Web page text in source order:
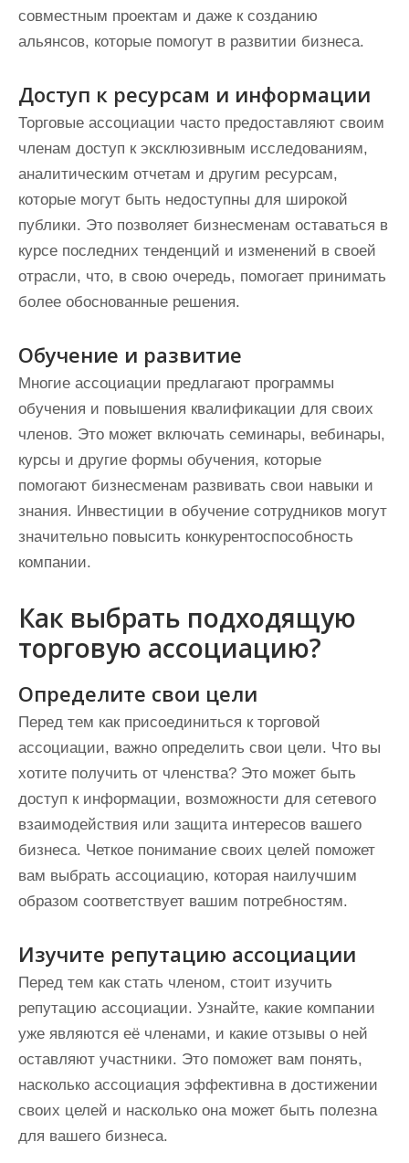
совместным проектам и даже к созданию
альянсов, которые помогут в развитии бизнеса.
Доступ к ресурсам и информации
Торговые ассоциации часто предоставляют своим
членам доступ к эксклюзивным исследованиям,
аналитическим отчетам и другим ресурсам,
которые могут быть недоступны для широкой
публики. Это позволяет бизнесменам оставаться в
курсе последних тенденций и изменений в своей
отрасли, что, в свою очередь, помогает принимать
более обоснованные решения.
Обучение и развитие
Многие ассоциации предлагают программы
обучения и повышения квалификации для своих
членов. Это может включать семинары, вебинары,
курсы и другие формы обучения, которые
помогают бизнесменам развивать свои навыки и
знания. Инвестиции в обучение сотрудников могут
значительно повысить конкурентоспособность
компании.
Как выбрать подходящую
торговую ассоциацию?
Определите свои цели
Перед тем как присоединиться к торговой
ассоциации, важно определить свои цели. Что вы
хотите получить от членства? Это может быть
доступ к информации, возможности для сетевого
взаимодействия или защита интересов вашего
бизнеса. Четкое понимание своих целей поможет
вам выбрать ассоциацию, которая наилучшим
образом соответствует вашим потребностям.
Изучите репутацию ассоциации
Перед тем как стать членом, стоит изучить
репутацию ассоциации. Узнайте, какие компании
уже являются её членами, и какие отзывы о ней
оставляют участники. Это поможет вам понять,
насколько ассоциация эффективна в достижении
своих целей и насколько она может быть полезна
для вашего бизнеса.